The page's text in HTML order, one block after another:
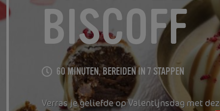
BISCOFF
60 MINUTEN, BEREIDEN IN 7 STAPPEN
Verras je geliefde op Valentijnsdag met